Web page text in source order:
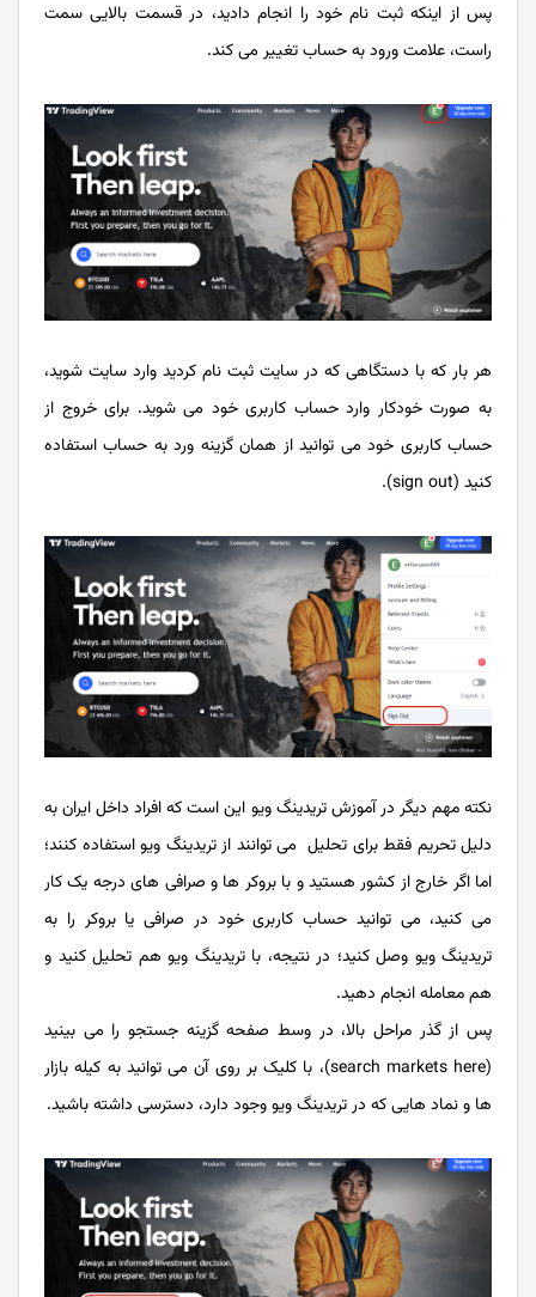
پس از اینکه ثبت نام خود را انجام دادید، در قسمت بالایی سمت
راست، علامت ورود به حساب تغییر می کند.
هر بار که با دستگاهی که در سایت ثبت نام کردید وارد سایت شوید،
به صورت خودکار وارد حساب کاربری خود می شوید. برای خروج از
حساب کاربری خود می توانید از همان گزینه ورد به حساب استفاده
کنید (sign out).
نکته مهم دیگر در آموزش تریدینگ ویو این است که افراد داخل ایران به
دلیل تحریم فقط برای تحلیل می توانند از تریدینگ ویو استفاده کنند؛
اما اگر خارج از کشور هستید و با بروکر ها و صرافی های درجه یک کار
می کنید، می توانید حساب کاربری خود در صرافی یا بروکر را به
تریدینگ ویو وصل کنید؛ در نتیجه، با تریدینگ ویو هم تحلیل کنید و
هم معامله انجام دهید.
پس از گذر مراحل بالا، در وسط صفحه گزینه جستجو را می بینید
(search markets here)، با کلیک بر روی آن می توانید به کیله بازار
ها و نماد هایی که در تریدینگ ویو وجود دارد، دسترسی داشته باشید.